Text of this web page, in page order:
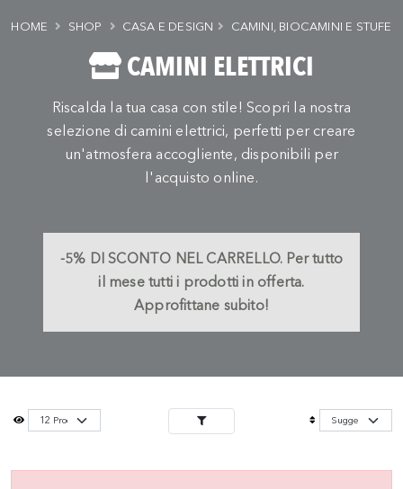
CAMINI ELETTRICI
Riscalda la tua casa con stile! Scopri la nostra
selezione di camini elettrici, perfetti per creare
un'atmosfera accogliente, disponibili per
l'acquisto online.
-5% DI SCONTO NEL CARRELLO. Per tutto
il mese tutti i prodotti in offerta.
Approfittane subito!
HOME SHOP CASA E DESIGN CAMINI, BIOCAMINI E STUFE